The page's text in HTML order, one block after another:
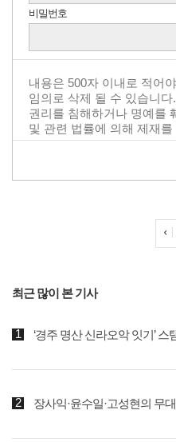
비밀번호
최근 많이 본 기사
‘경주 명산 신라오악 잇기’ 스
장사익·윤수일·고성현의 무